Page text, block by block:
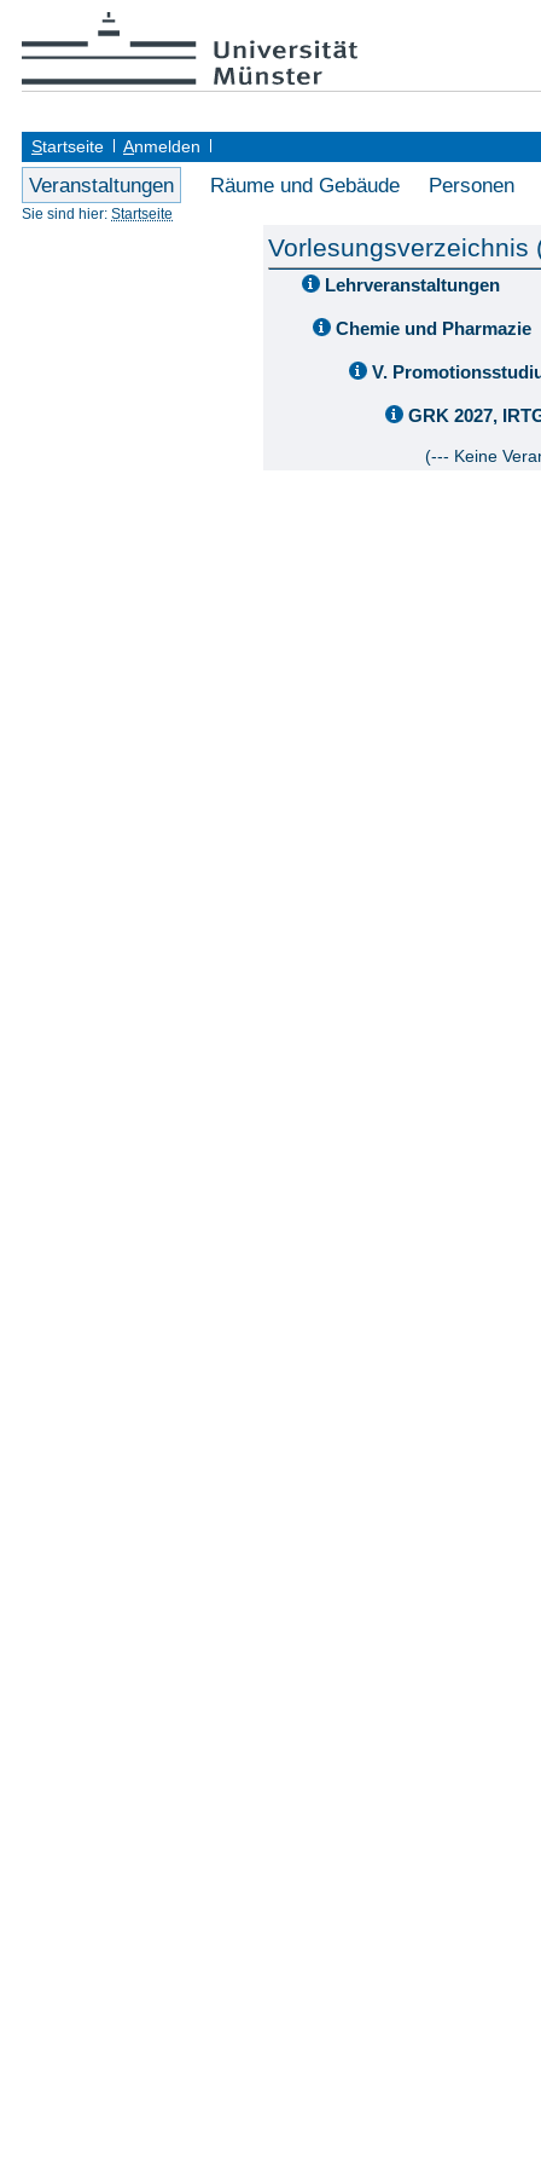
Startseite Anmelden
Veranstaltungen Räume und Gebäude Personen
Sie sind hier: Startseite
Vorlesungsverzeichnis
Lehrveranstaltungen
Chemie und Pharmazie
V.
GRK 2027,
(--- Keine